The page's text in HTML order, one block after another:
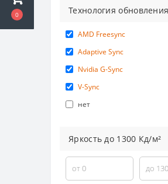
0 Технология
AMD Freesync
Adaptive Sync
Nvidia G-Sync
V-Sync
нет
Яркость до 1300 Кд/м²